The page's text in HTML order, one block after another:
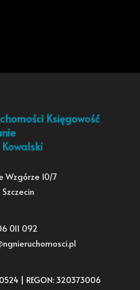
Księgowość
Wzgórze 10/7
011 092
| REGON: 320373006